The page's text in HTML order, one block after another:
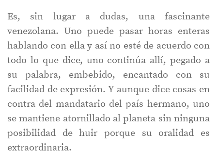
Es, sin lugar a dudas, una fascinante
venezolana. Uno puede pasar horas enteras
hablando con ella y así no esté de acuerdo con
todo lo que dice, uno continúa allí, pegado a
su palabra, embebido, encantado con su
facilidad de expresión. Y aunque dice cosas en
contra del mandatario del país hermano, uno
se mantiene atornillado al planeta sin ninguna
posibilidad de huir porque su oralidad es
extraordinaria.